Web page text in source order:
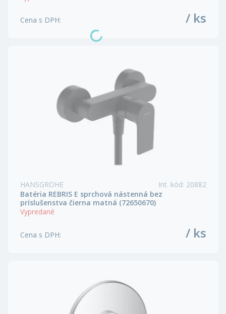
Cena s DPH: / ks
HANSGROHE Int. kód: 20882
Batéria REBRIS E sprchová nástenná bez
príslušenstva čierna matná (72650670)
Vypredané
Cena s DPH: / ks